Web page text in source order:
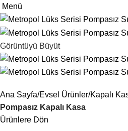
Menü
Görüntüyü Büyüt
Ana Sayfa Evsel Ürünler Kapalı
Pompasız Kapalı Kasa
Ürünlere Dön